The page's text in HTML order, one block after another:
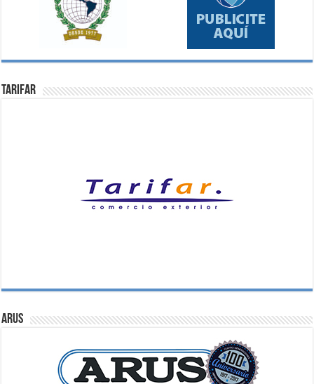
Tarifar
ARUS